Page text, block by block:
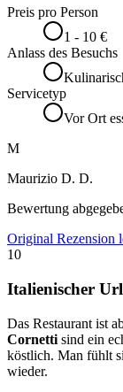
Preis pro Person
1 - 10 €
Anlass des Besuchs
Servicetyp
Vor Ort
M
Maurizio D. D.
Bewertung
Original Rezension
10
Italienischer
Das Restaurant ist
Cornetti sind ein
köstlich. Man fühlt
wieder.